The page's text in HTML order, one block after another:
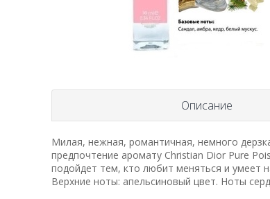
Описание
Милая, нежная, романтичная, немного
предпочтение аромату Christian Dior Pure
подойдет тем, кто любит меняться и умеет
Верхние ноты: апельсиновый цвет. Ноты